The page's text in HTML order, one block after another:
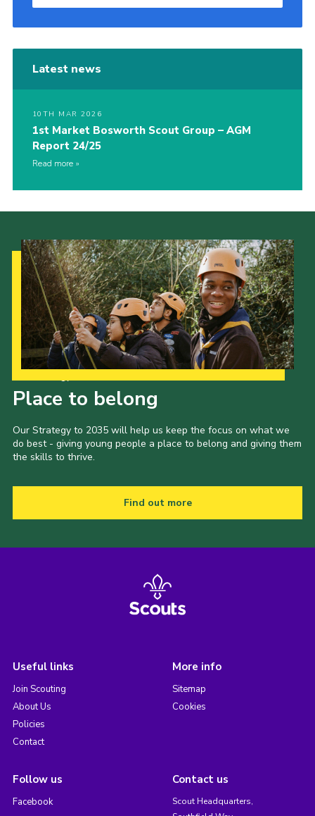
Latest news
10TH MAR 2026
1st Market Bosworth Scout Group – AGM
Report 24/25
Read more
Place to belong
Our Strategy to 2035 will help us keep the focus on what we
do best - giving young people a place to belong and giving them
the skills to thrive.
Find out more
Useful links
Join Scouting
About Us
Policies
Contact
More info
Sitemap
Cookies
Follow us
Facebook
Contact us
Scout Headquarters,